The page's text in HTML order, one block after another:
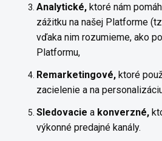
Analytické, ktoré nám
zážitku na našej Platforme
vďaka nim rozumieme, ako
Platformu,
Remarketingové, ktoré
zacielenie a na
Sledovacie a konverzné,
výkonné predajné kanály.